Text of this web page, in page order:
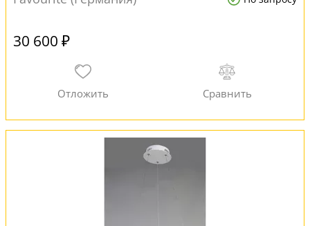
30 600 ₽